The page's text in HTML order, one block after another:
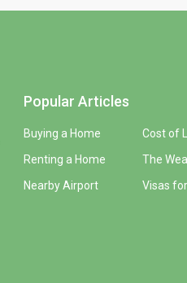
Popular Articles
Buying a Home
Renting a Home
Nearby Airport
Cost of
The
Visas